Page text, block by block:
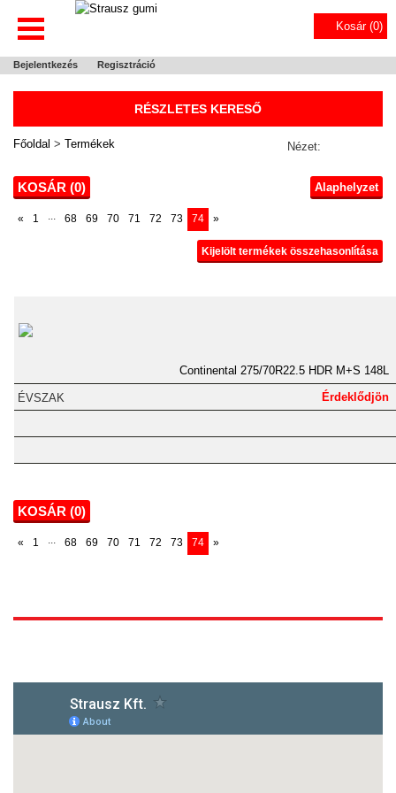
Kosár (0)
Bejelentkezés Regisztráció
RÉSZLETES KERESŐ
Főoldal > Termékek Nézet:
KOSÁR (0) Alaphelyzet
« 1 ... 68 69 70 71 72 73 74 »
Kijelölt termékek összehasonlítása
Continental 275/70R22.5 HDR M+S 148L
Érdeklődjön
KOSÁR (0)
« 1 ... 68 69 70 71 72 73 74 »